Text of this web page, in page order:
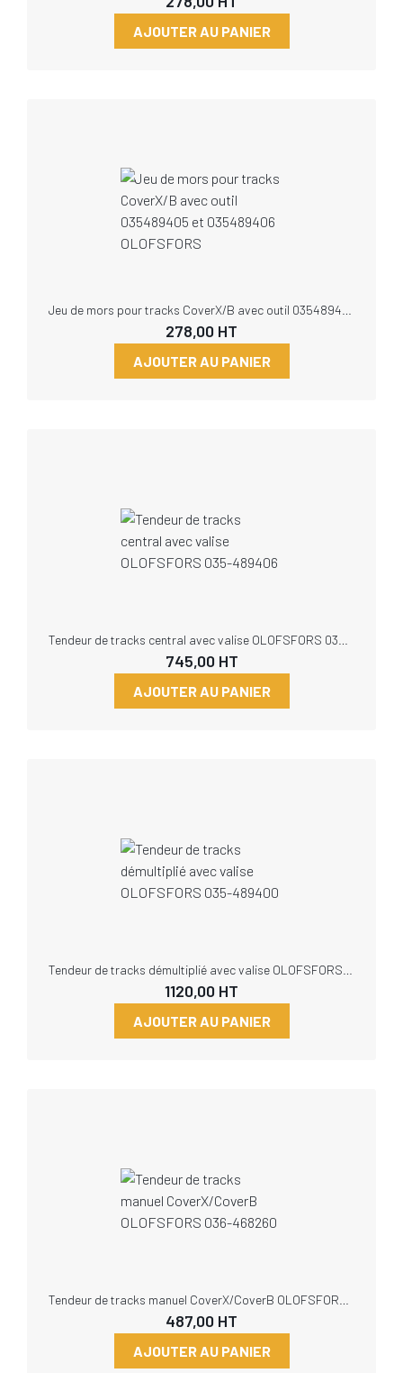
AJOUTER AU PANIER
278,00 HT
AJOUTER AU PANIER
745,00HT
AJOUTER AU PANIER
1120,00 HT
AJOUTER AU PANIER
487,00 HT
AJOUTER AU PANIER